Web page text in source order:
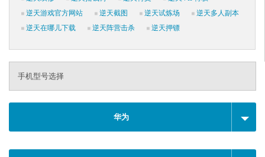
逆天游戏官方网站
逆天截图 逆天试炼场
逆天多人副本
逆天在哪儿下载
逆天阵营击杀 逆天押镖
手机型号选择
华为